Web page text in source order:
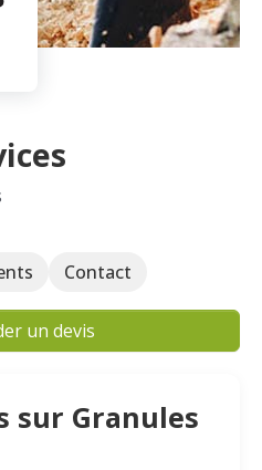
Contact
un devis
sur Granules